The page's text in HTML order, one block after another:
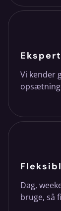
Vi kender
Dag,
bruge, så